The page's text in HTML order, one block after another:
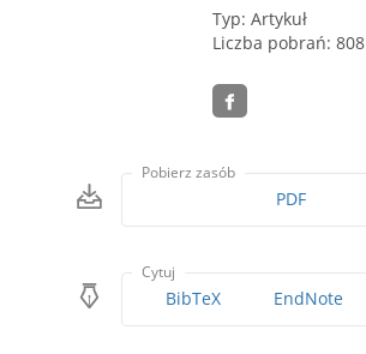
Typ: Artykuł
Liczba pobrań: 808
Pobierz zasób
PDF
Cytuj
BibTeX EndNote